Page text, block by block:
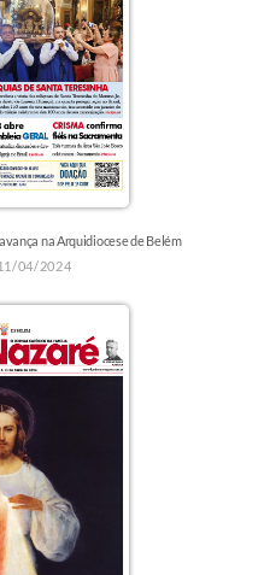
na Arquidiocese de Belém
04/2024